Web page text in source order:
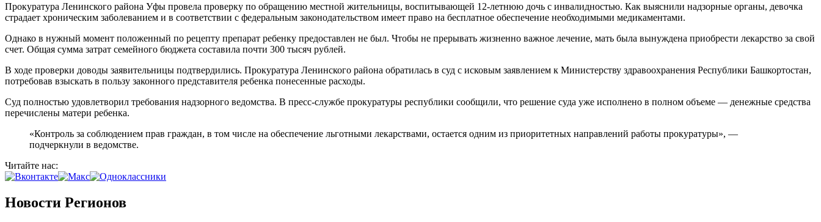
Прокуратура Ленинского района Уфы провела проверку по обращению местной жительницы, воспитывающей 12-летнюю дочь с инвалидностью. Как выяснили надзорные органы, девочка
страдает хроническим заболеванием и в соответствии с федеральным законодательством имеет право на бесплатное обеспечение необходимыми медикаментами.
Однако в нужный момент положенный по рецепту препарат ребенку предоставлен не был. Чтобы не прерывать жизненно важное лечение, мать была вынуждена приобрести лекарство за свой
счет. Общая сумма затрат семейного бюджета составила почти 300 тысяч рублей.
В ходе проверки доводы заявительницы подтвердились. Прокуратура Ленинского района обратилась в суд с исковым заявлением к Министерству здравоохранения Республики Башкортостан,
потребовав взыскать в пользу законного представителя ребенка понесенные расходы.
Суд полностью удовлетворил требования надзорного ведомства. В пресс-службе прокуратуры республики сообщили, что решение суда уже исполнено в полном объеме — денежные средства
перечислены матери ребенка.
«Контроль за соблюдением прав граждан, в том числе на обеспечение льготными лекарствами, остается одним из приоритетных направлений работы прокуратуры», —
подчеркнули в ведомстве.
Читайте нас:
Новости Регионов